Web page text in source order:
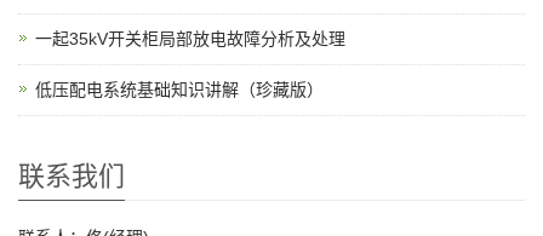
一起35kV开关柜局部放电故障分析及处理
低压配电系统基础知识讲解（珍藏版）
联系我们